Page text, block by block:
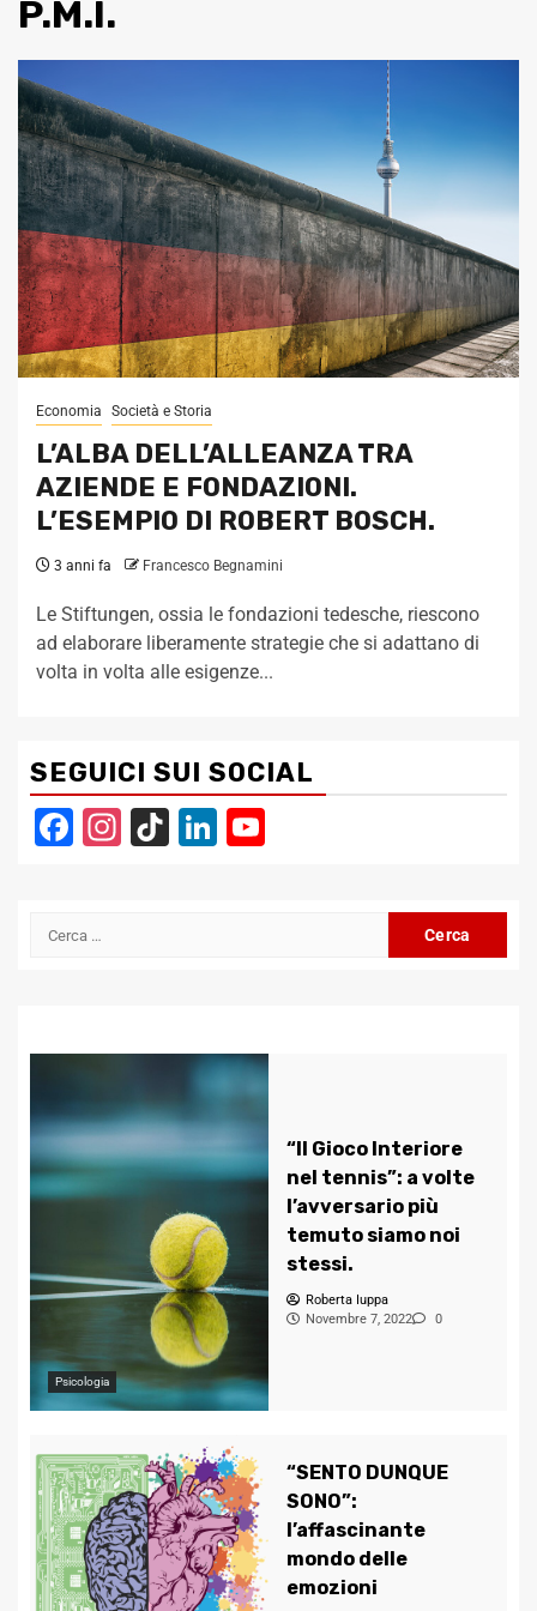
P.M.I.
Economia Società e Storia
L’ALBA DELL’ALLEANZA TRA
AZIENDE E FONDAZIONI.
L’ESEMPIO DI ROBERT BOSCH.
3 anni fa Francesco Begnamini
Le Stiftungen, ossia le fondazioni tedesche, riescono
ad elaborare liberamente strategie che si adattano di
volta in volta alle esigenze...
SEGUICI SUI SOCIAL
Facebook
Instagram
TikTokLinkedIn
Ricerca
Psicologia
“Il Gioco Interiore
nel tennis”: a volte
l’avversario più
temuto siamo noi
stessi.
Roberta Iuppa
Novembre 7, 2022
0
“SENTO DUNQUE
SONO”:
l’affascinante
mondo delle
emozioni